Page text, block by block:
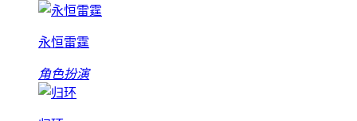
永恒雷霆
角色扮演